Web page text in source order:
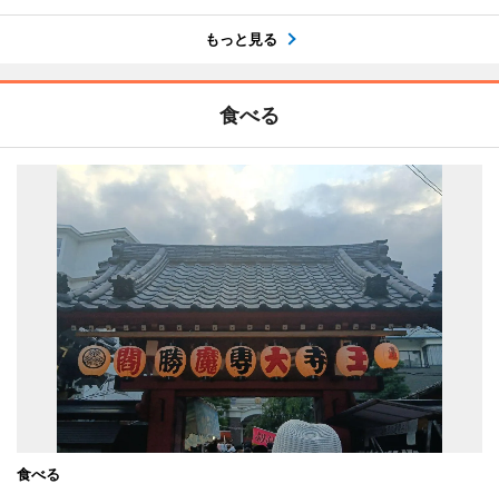
もっと見る
食べる
食べる